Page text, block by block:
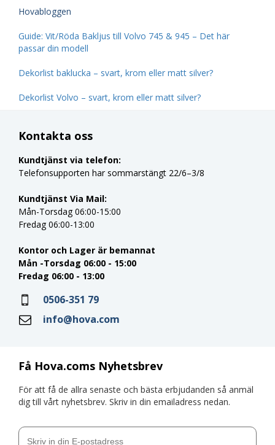
Hovabloggen
Guide: Vit/Röda Bakljus till Volvo 745 & 945 – Det här
passar din modell
Dekorlist baklucka – svart, krom eller matt silver?
Dekorlist Volvo – svart, krom eller matt silver?
Få Hova.coms Nyhetsbrev
För att få de allra senaste och bästa erbjudanden så anmäl
dig till vårt nyhetsbrev. Skriv in din emailadress nedan.
Kontakta oss
Kundtjänst via telefon:
Telefonsupporten har sommarstängt 22/6–3/8
Kundtjänst Via Mail:
Mån-Torsdag 06:00-15:00
Fredag 06:00-13:00
Kontor och Lager är bemannat
Mån -Torsdag 06:00 - 15:00
Fredag 06:00 - 13:00
0506-351 79
info@hova.com